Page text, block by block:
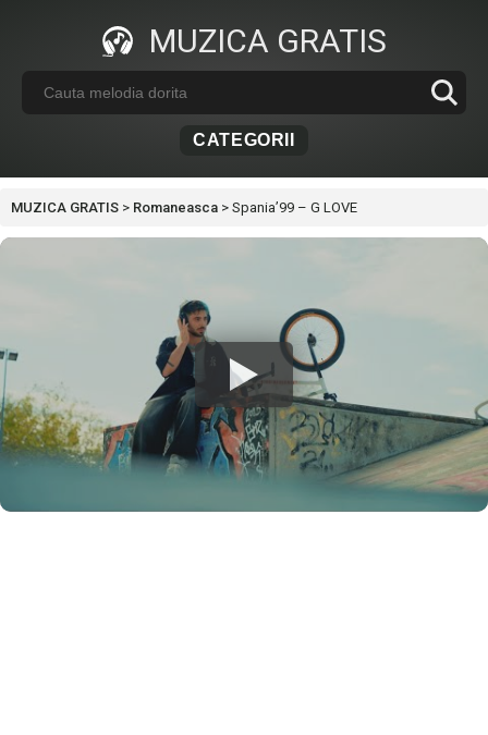
MUZICA GRATIS
CATEGORII
MUZICA GRATIS > Romaneasca > Spania’99 – G LOVE